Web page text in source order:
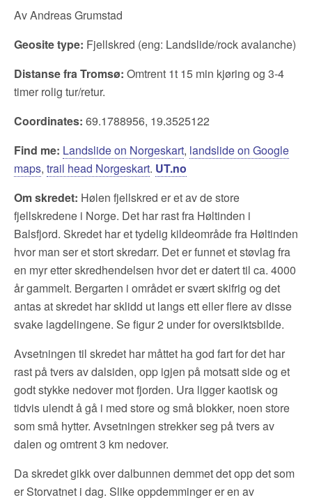
Av Andreas Grumstad
Geosite type: Fjellskred (eng: Landslide/rock avalanche)
Distanse fra Tromsø: Omtrent 1t 15 min kjøring og 3-4
timer rolig tur/retur.
Coordinates: 69.1788956, 19.3525122
Find me: Landslide on Norgeskart, landslide on Google
maps, trail head Norgeskart. UT.no
Om skredet: Hølen fjellskred er et av de store
fjellskredene i Norge. Det har rast fra Høltinden i
Balsfjord. Skredet har et tydelig kildeområde fra Høltinden
hvor man ser et stort skredarr. Det er funnet et støvlag fra
en myr etter skredhendelsen hvor det er datert til ca. 4000
år gammelt. Bergarten i området er svært skifrig og det
antas at skredet har sklidd ut langs ett eller flere av disse
svake lagdelingene. Se figur 2 under for oversiktsbilde.
Avsetningen til skredet har måttet ha god fart for det har
rast på tvers av dalsiden, opp igjen på motsatt side og et
godt stykke nedover mot fjorden. Ura ligger kaotisk og
tidvis ulendt å gå i med store og små blokker, noen store
som små hytter. Avsetningen strekker seg på tvers av
dalen og omtrent 3 km nedover.
Da skredet gikk over dalbunnen demmet det opp det som
er Storvatnet i dag. Slike oppdemminger er en av